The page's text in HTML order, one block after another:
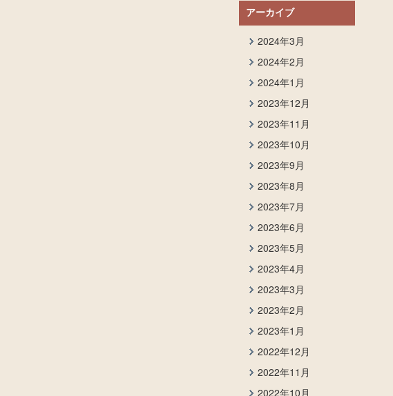
アーカイブ
2024年3月
2024年2月
2024年1月
2023年12月
2023年11月
2023年10月
2023年9月
2023年8月
2023年7月
2023年6月
2023年5月
2023年4月
2023年3月
2023年2月
2023年1月
2022年12月
2022年11月
2022年10月